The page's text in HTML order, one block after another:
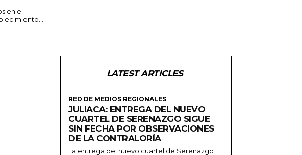
en el
LATEST ARTICLES
RED DE MEDIOS REGIONALES
JULIACA: ENTREGA DEL NUEVO
CUARTEL DE SERENAZGO SIGUE
SIN FECHA POR OBSERVACIONES
DE LA CONTRALORÍA
La entrega del nuevo cuartel de Serenazgo